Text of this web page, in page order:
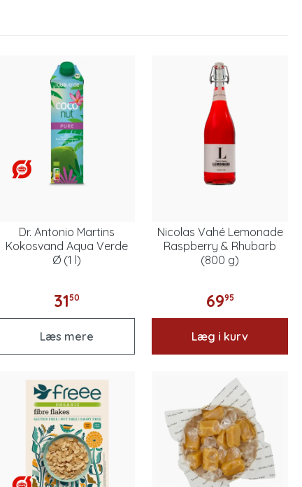
Dr. Antonio Martins
Kokosvand Aqua Verde
Ø (1 l)
3150
Læs mere
Nicolas Vahé Lemonade
Raspberry & Rhubarb
(800 g)
6995
Læg i kurv